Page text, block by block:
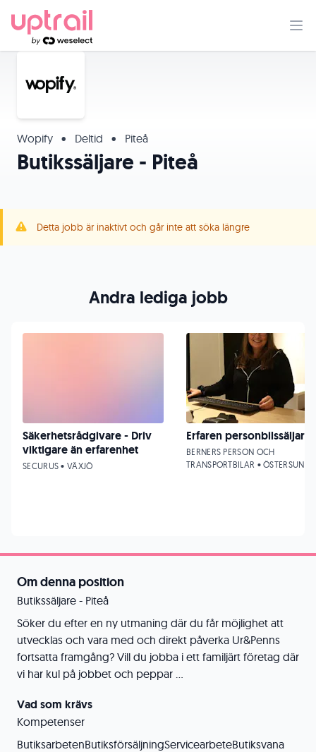
Wopify • Deltid • Piteå
Butikssäljare - Piteå
Detta jobb är inaktivt och går inte att söka längre
Om denna position
Butikssäljare - Piteå
Söker du efter en ny utmaning där du får möjlighet att
utvecklas och vara med och direkt påverka Ur&Penns
fortsatta framgång? Vill du jobba i ett familjärt företag där
vi har kul på jobbet och peppar ...
Vad som krävs
Kompetenser
ButiksarbetenButiksförsäljningServicearbeteButiksvana
Andra lediga jobb
Säkerhetsrådgivare - Driv
viktigare än erfarenhet
SECURUS • VÄXJÖ
Erfaren personbilssäljare
BERNERS PERSON OCH
TRANSPORTBILAR • ÖSTERSUND